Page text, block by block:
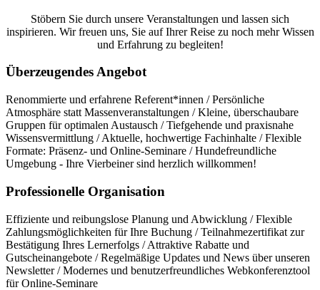
Stöbern Sie durch unsere Veranstaltungen und lassen sich
inspirieren. Wir freuen uns, Sie auf Ihrer Reise zu noch mehr Wissen
und Erfahrung zu begleiten!
Überzeugendes Angebot
Renommierte und erfahrene Referent*innen / Persönliche
Atmosphäre statt Massenveranstaltungen / Kleine, überschaubare
Gruppen für optimalen Austausch / Tiefgehende und praxisnahe
Wissensvermittlung / Aktuelle, hochwertige Fachinhalte / Flexible
Formate: Präsenz- und Online-Seminare / Hundefreundliche
Umgebung - Ihre Vierbeiner sind herzlich willkommen!
Professionelle Organisation
Effiziente und reibungslose Planung und Abwicklung / Flexible
Zahlungsmöglichkeiten für Ihre Buchung / Teilnahmezertifikat zur
Bestätigung Ihres Lernerfolgs / Attraktive Rabatte und
Gutscheinangebote / Regelmäßige Updates und News über unseren
Newsletter / Modernes und benutzerfreundliches Webkonferenztool
für Online-Seminare